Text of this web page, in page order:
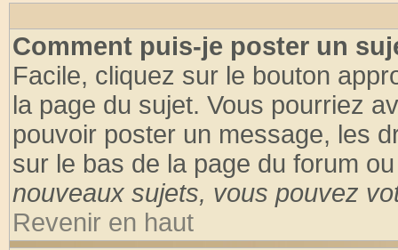
Comment puis-je poster un
Facile, cliquez sur le bouton
la page du sujet. Vous pourriez
pouvoir poster un message, les
sur le bas de la page du forum
nouveaux sujets, vous pouvez
Revenir en haut